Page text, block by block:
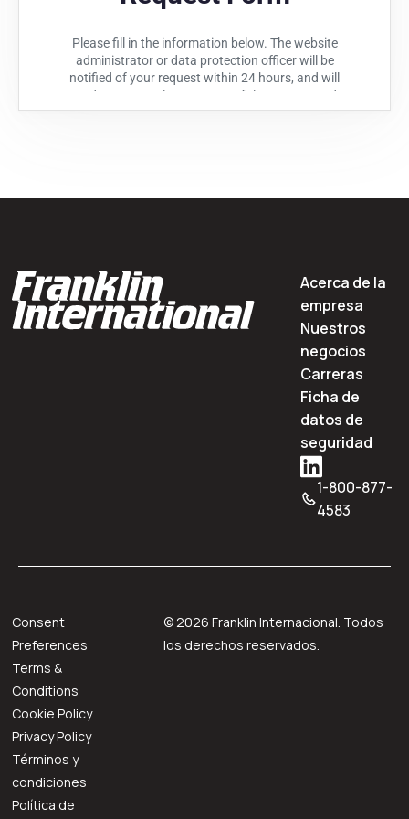
Acerca de la
empresa
Nuestros
negocios
Carreras
Ficha de
datos de
seguridad
1-800-877-
4583
©2026 Franklin Internacional. Todos
los derechos reservados.
Consent
Preferences
Terms &
Conditions
Cookie Policy
Privacy Policy
Términos y
condiciones
Política de